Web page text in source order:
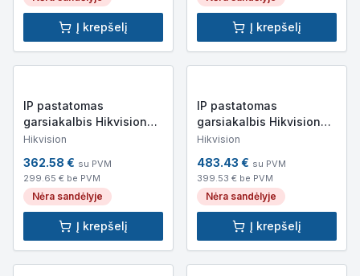
Į krepšelį Į krepšelį
IP pastatomas
garsiakalbis Hikvision
DS-QAZ1120G1-B (IP,
Hikvision
362.58 € su PVM
299.65 € be PVM
Nėra sandėlyje
Į krepšelį
IP pastatomas
garsiakalbis Hikvision
DS-QAZ1430G1 (IP, 30W,
Hikvision
483.43 € su PVM
399.53 € be PVM
Nėra sandėlyje
Į krepšelį